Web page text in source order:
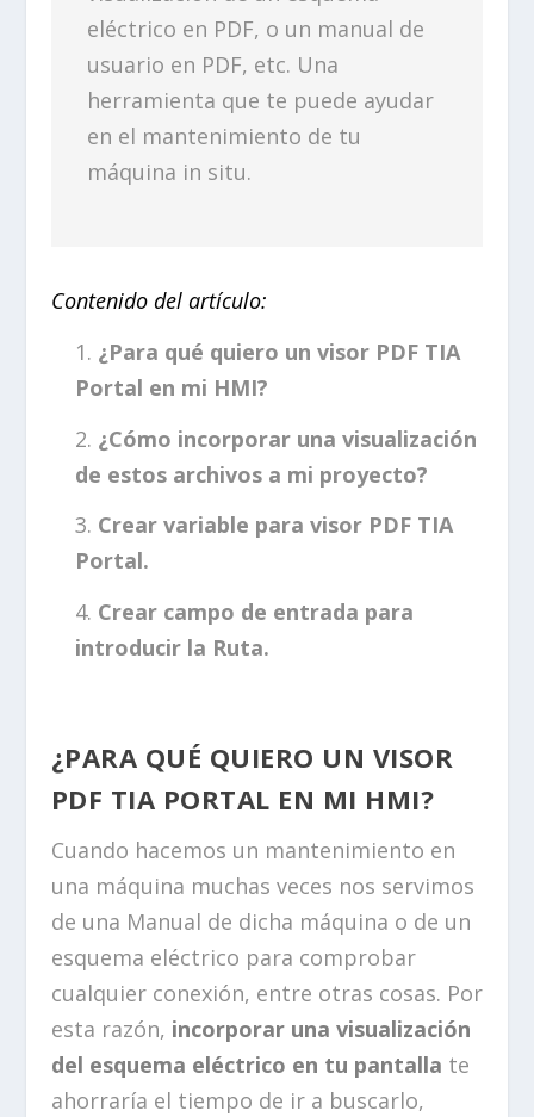
eléctrico en PDF, o un manual de
usuario en PDF, etc. Una
herramienta que te puede ayudar
en el mantenimiento de tu
máquina in situ.
Contenido del artículo:
¿Para qué quiero un visor PDF TIA
Portal en mi HMI?
¿Cómo incorporar una visualización
de estos archivos a mi proyecto?
Crear variable para visor PDF TIA
Portal.
Crear campo de entrada para
introducir la Ruta.
¿PARA QUÉ QUIERO UN VISOR
PDF TIA PORTAL EN MI HMI?
Cuando hacemos un mantenimiento en
una máquina muchas veces nos servimos
de una Manual de dicha máquina o de un
esquema eléctrico para comprobar
cualquier conexión, entre otras cosas. Por
esta razón, incorporar una visualización
del esquema eléctrico en tu pantalla te
ahorraría el tiempo de ir a buscarlo,